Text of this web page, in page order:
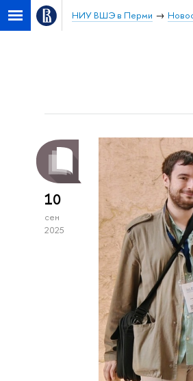
НИУ ВШЭ в Перми
10
сен
2025